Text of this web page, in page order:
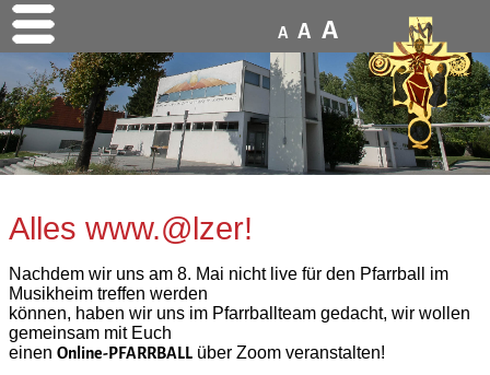
A A A
Alles www.@lzer!
Nachdem wir uns am 8. Mai nicht live für den Pfarrball im
Musikheim treffen werden
können, haben wir uns im Pfarrballteam gedacht, wir wollen
gemeinsam mit Euch
einen Online-PFARRBALL über Zoom veranstalten!